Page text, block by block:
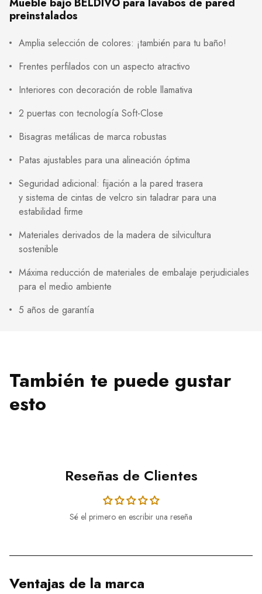
preinstalados
Amplia selección de colores: ¡también para tu baño!
Frentes perfilados con un aspecto atractivo
Interiores con decoración de roble llamativa
2 puertas con tecnología Soft-Close
Bisagras metálicas de marca robustas
Patas ajustables para una alineación óptima
Seguridad adicional: fijación a la pared trasera
y sistema de cintas de velcro sin taladrar para una
estabilidad firme
Materiales derivados de la madera de silvicultura
sostenible
Máxima reducción de materiales de embalaje perjudiciales
para el medio ambiente
5 años de garantía
También te puede gustar
esto
Reseñas de Clientes
Sé el primero en escribir una reseña
Ventajas de la marca